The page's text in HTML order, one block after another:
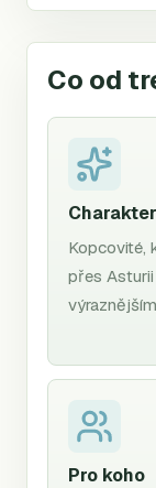
Co od
Charakter
Kopcovité,
přes
Pro koho